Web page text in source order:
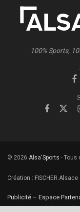
100% Sports,
© 2026 Alsa'Sports - Tous
Création : FISCHER.Alsace
Publicité – Espace
Conditions générales